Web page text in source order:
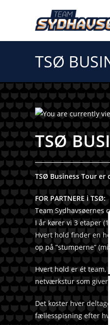
TSØ
TSØ
TSØ Business Tour
FOR PARTNERE i TSØ:
Team Sydhavsøernes
I år kører vi 3 etaper
Hvert hold finder en
op på ”stumperne”
Hvert hold er ét team,
netværkstur som giver
Det koster hver
fællesspisning efter